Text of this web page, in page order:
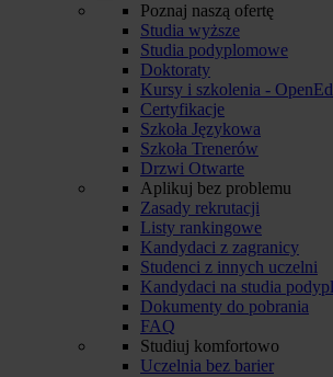
Poznaj naszą ofertę
Studia wyższe
Studia podyplomowe
Doktoraty
Kursy i szkolenia -
Certyfikacje
Szkoła Językowa
Szkoła Trenerów
Drzwi Otwarte
Aplikuj bez problemu
Zasady rekrutacji
Listy rankingowe
Kandydaci z zagranicy
Studenci z innych uczelni
Kandydaci na studia
Dokumenty do pobrania
FAQ
Studiuj komfortowo
Uczelnia bez barier